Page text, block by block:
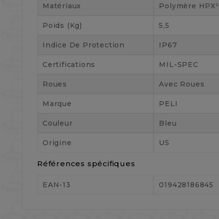
Matériaux Polymère
Poids (kg) 5,5
Indice De Protection IP67
Certifications MIL-SPEC
Roues Avec Roues
Marque PELI
Couleur Bleu
Origine US
Références spécifiques
EAN-13 019428186845